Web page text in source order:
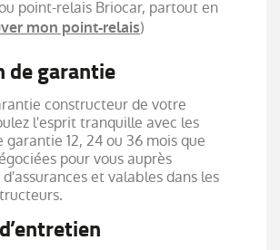
point-relais Briocar, partout en
mon point-relais)
de garantie
constructeur de votre
l'esprit tranquille avec les
garantie 12, 24 ou 36 mois que
pour vous auprès
et valables dans les